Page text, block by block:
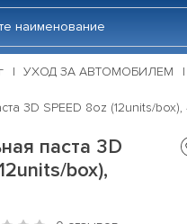
УХОД ЗА АВТОМОБИЛЕМ
3D SPEED 8oz (12units/
паста 3D
box),